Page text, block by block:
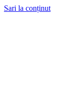
Sari la conținut